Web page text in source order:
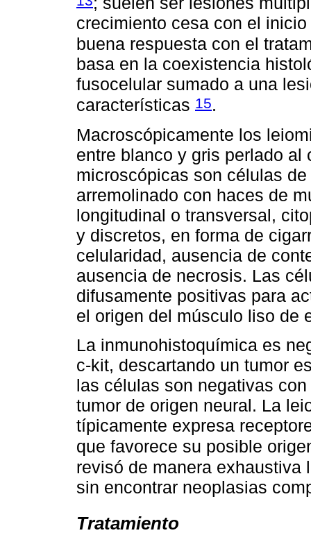
crecimiento cesa con el
buena respuesta con el
basa en la coexistencia
fusocelular sumado a una
características 15.
Macroscópicamente los
entre blanco y gris perlado
microscópicas son células
arremolinado con haces de
longitudinal o transversal,
y discretos, en forma de
celularidad, ausencia de
ausencia de necrosis. Las
difusamente positivas para
el origen del músculo liso de
La inmunohistoquímica es
c-kit, descartando un tumor
las células son negativas
tumor de origen neural. La
típicamente expresa
que favorece su posible
revisó de manera
sin encontrar neoplasias
Tratamiento